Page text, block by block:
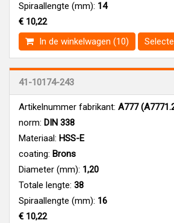
Spiraallengte (mm): 14
€ 10,22
In de winkelwagen (10)
41-10174-243
Artikelnummer fabrikant: A777
norm: DIN 338
Materiaal: HSS-E
coating: Brons
Diameter (mm): 1,20
Totale lengte: 38
Spiraallengte (mm): 16
€ 10,22